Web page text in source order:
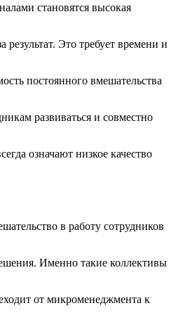
становятся высокая
Это требует времени и
постоянного вмешательства
развиваться и совместно
означают низкое качество
в работу сотрудников
Именно такие коллективы
от микроменеджмента к